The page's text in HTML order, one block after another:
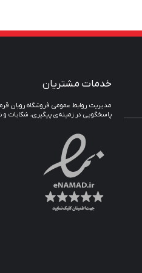
خدمات مشتریان
پاسخگویی در زمینه‌ی پیگیری، شکایات و